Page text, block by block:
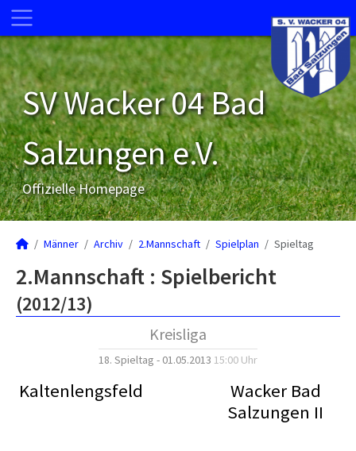
SV Wacker 04 Bad
Salzungen e.V.
Offizielle Homepage
Männer Archiv 2.Mannschaft Spielplan Spieltag
2.Mannschaft : Spielbericht
(2012/13)
Kreisliga
18. Spieltag - 01.05.2013 15:00 Uhr
Kaltenlengsfeld
Wacker Bad
Salzungen II